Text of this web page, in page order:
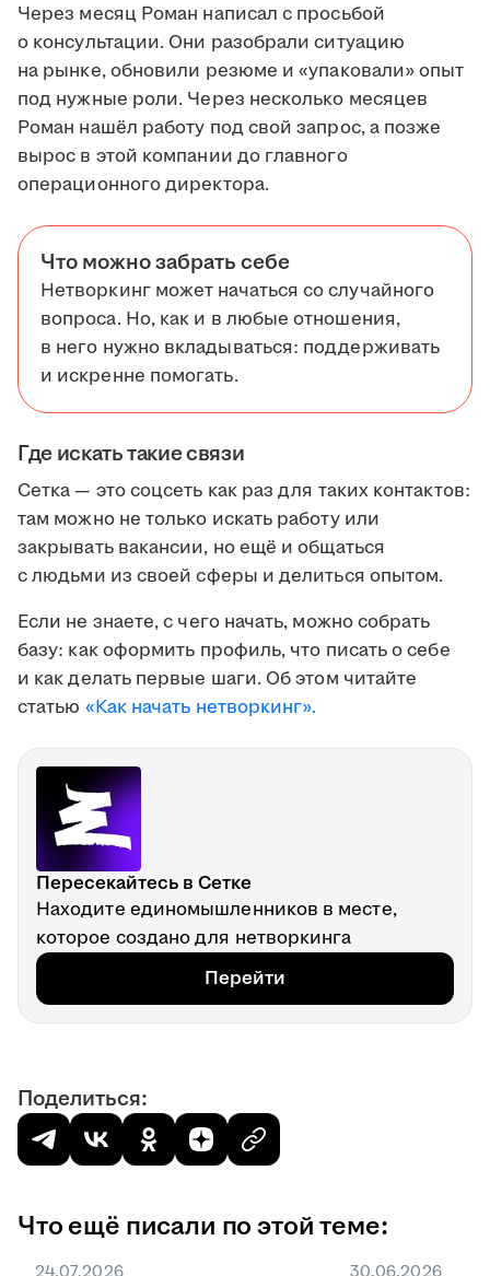
Через месяц Роман написал с просьбой
о консультации. Они разобрали ситуацию
на рынке, обновили резюме и «упаковали» опыт
под нужные роли. Через несколько месяцев
Роман нашёл работу под свой запрос, а позже
вырос в этой компании до главного
операционного директора.
Что можно забрать себе
Нетворкинг может начаться со случайного
вопроса. Но, как и в любые отношения,
в него нужно вкладываться: поддерживать
и искренне помогать.
Где искать такие связи
Сетка — это соцсеть как раз для таких контактов:
там можно не только искать работу или
закрывать вакансии, но ещё и общаться
с людьми из своей сферы и делиться опытом.
Если не знаете, с чего начать, можно собрать
базу: как оформить профиль, что писать о себе
и как делать первые шаги. Об этом читайте
статью «Как начать нетворкинг».
Пересекайтесь в Сетке
Находите единомышленников в месте,
которое создано для нетворкинга
Перейти
Поделиться:
Что ещё писали по этой теме: